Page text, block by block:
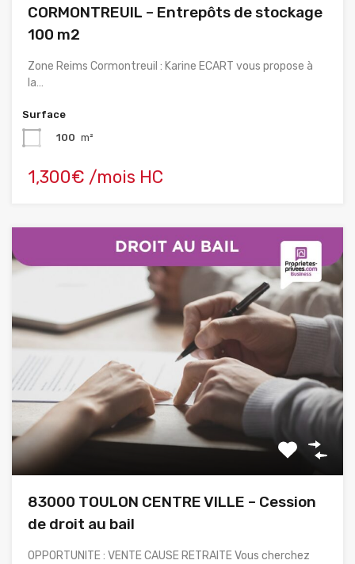
CORMONTREUIL – Entrepôts de stockage
100 m2
Zone Reims Cormontreuil : Karine ECART vous propose à
la…
Surface
100 m²
1,300€ /mois HC
83000 TOULON CENTRE VILLE – Cession
de droit au bail
OPPORTUNITE : VENTE CAUSE RETRAITE Vous cherchez